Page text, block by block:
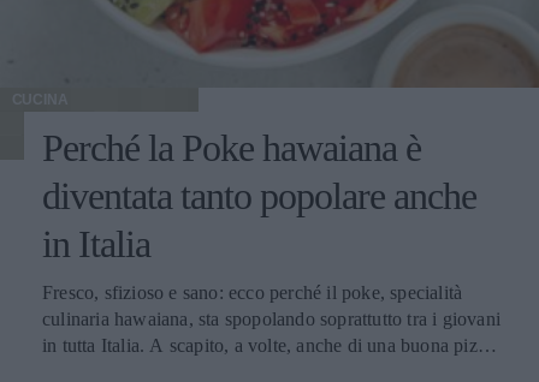
CUCINA
Perché la Poke hawaiana è
diventata tanto popolare anche
in Italia
Fresco, sfizioso e sano: ecco perché il poke, specialità
culinaria hawaiana, sta spopolando soprattutto tra i giovani
in tutta Italia. A scapito, a volte, anche di una buona pizza.